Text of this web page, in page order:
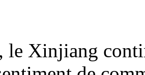
le Xinjiang